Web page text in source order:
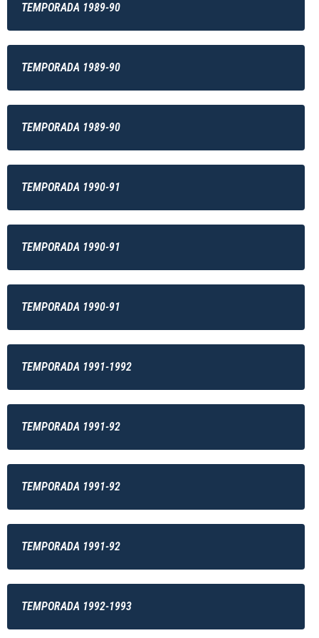
TEMPORADA 1989-90
TEMPORADA 1989-90
TEMPORADA 1989-90
TEMPORADA 1990-91
TEMPORADA 1990-91
TEMPORADA 1990-91
TEMPORADA 1991-1992
TEMPORADA 1991-92
TEMPORADA 1991-92
TEMPORADA 1991-92
TEMPORADA 1992-1993